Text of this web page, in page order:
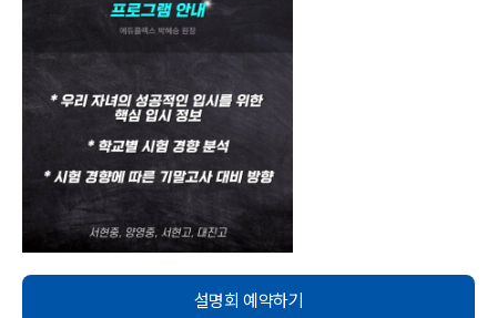
설명회 예약하기